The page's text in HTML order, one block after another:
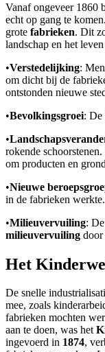
Vanaf ongeveer 1860
echt op gang te
grote fabrieken. Dit
landschap en het
•Verstedelijking:
om dicht bij de
ontstonden nieuwe
•Bevolkingsgroei: De
•
rokende
om producten en
•Nieuwe
in de fabrieken werkte.
•Milieuvervuiling:
milieuvervuiling door
Het
De snelle
mee, zoals
fabrieken mochten
aan te doen, was het
ingevoerd in 1874,